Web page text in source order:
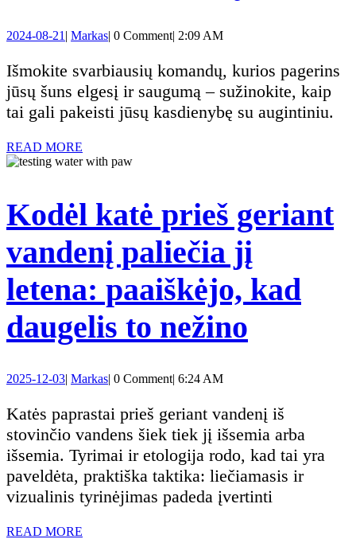
2024-08-21 2024-
| MarkasMarkas
| 0 Comment| 2:09 AM
Išmokite svarbiausių komandų, kurios pagerins
jūsų šuns elgesį ir saugumą – sužinokite, kaip
tai gali pakeisti jūsų kasdienybę su augintiniu.
READ MORE
MORE
Kodėl katė prieš geriant
vandenį paliečia jį
letena: paaiškėjo, kad
daugelis to nežino
prieš
geriant
vandenį
paliečia
2025-12-032025-
| MarkasMarkas
| 0 Comment| 6:24 AM
Katės paprastai prieš geriant vandenį iš
stovinčio vandens šiek tiek jį išsemia arba
išsemia. Tyrimai ir etologija rodo, kad tai yra
paveldėta, praktiška taktika: liečiamasis ir
vizualinis tyrinėjimas padeda įvertinti
READ MORE